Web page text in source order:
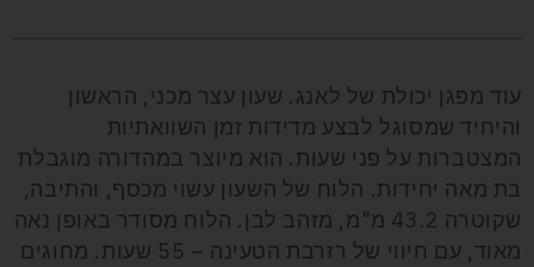
עוד מפגן יכולת של לאנג. שעון עצר מכני, הראשון
והיחיד שמסוגל לבצע מדידות זמן השוואתיות
המצטברות על פני שעות. הוא מיוצר במהדורה מוגבלת
בת מאה יחידות. הלוח של השעון עשוי מכסף, והתיבה,
שקוטרה 43.2 מ"מ, מזהב לבן. הלוח מסודר באופן נאה
מאוד, עם חיווי של רזרבת הטעינה – 55 שעות. מחוגים